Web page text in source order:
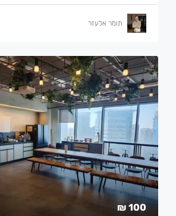
תומר אלעזר
100 ₪